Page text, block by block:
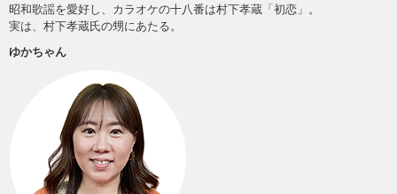
昭和歌謡を愛好し、カラオケの十八番は村下孝蔵「初恋」。
実は、村下孝蔵氏の甥にあたる。
ゆかちゃん